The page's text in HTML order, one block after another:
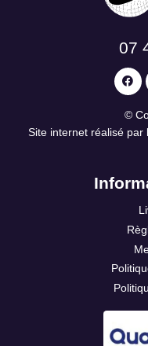
07
©
Site internet réalisé par